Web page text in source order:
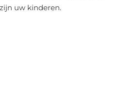
uw kinderen.